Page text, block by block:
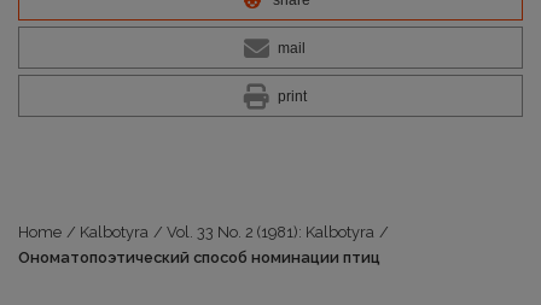
mail
print
Home / Kalbotyra / Vol. 33 No. 2 (1981): Kalbotyra /
Ономатопоэтический способ номинации птиц